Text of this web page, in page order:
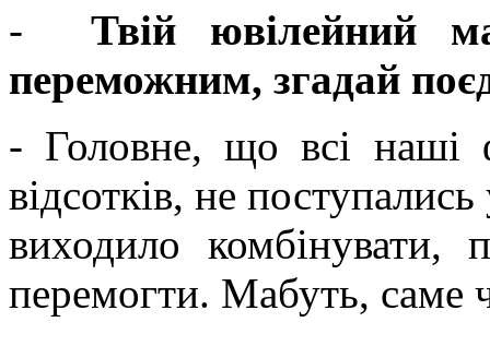
- Твій ювілейний
переможним, згадай
- Головне, що всі наші
відсотків, не
виходило комбінувати,
перемогти. Мабуть, саме